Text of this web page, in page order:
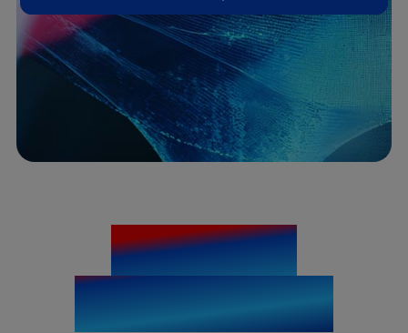
Ta carrière
commence ici.